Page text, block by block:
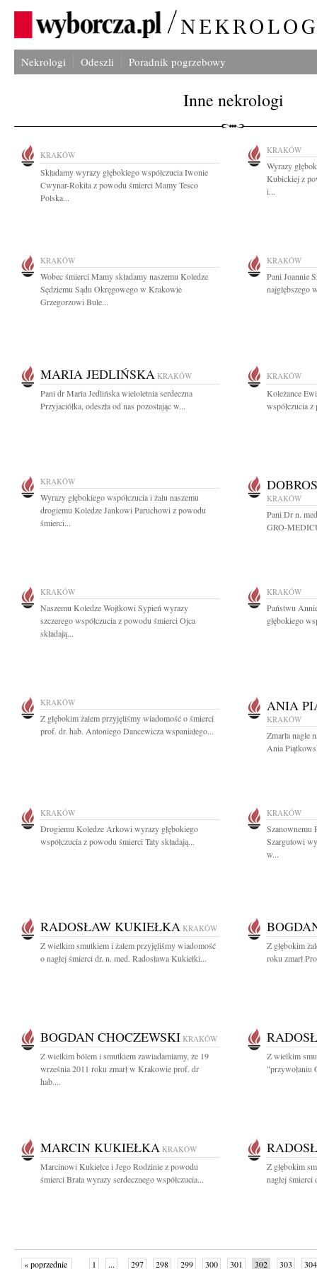
Nekrologi Odeszli Poradnik pogrzebowy
Inne nekrologi
KRAKÓW
Składamy wyrazy głębokiego współczucia Iwonie
Cwynar-Rokita z powodu śmierci Mamy Tesco
Polska...
KRAKÓW
Wyrazy
Kubickiej z
i...
KRAKÓW
Wobec śmierci Mamy składamy naszemu Koledze
Sędziemu Sądu Okręgowego w Krakowie
Grzegorzowi Bule...
KRAKÓW
Pani Joannie
najgłębszego
MARIA JEDLIŃSKA KRAKÓW
Pani dr Maria Jedlińska wieloletnia serdeczna
Przyjaciółka, odeszła od nas pozostając w...
KRAKÓW
Koleżance
współczucia
KRAKÓW
Wyrazy głębokiego współczucia i żalu naszemu
drogiemu Koledze Jankowi Paruchowi z powodu
śmierci...
KRAKÓW
Pani Dr n.
GRO-
KRAKÓW
Naszemu Koledze Wojtkowi Sypień wyrazy
szczerego współczucia z powodu śmierci Ojca
składają...
KRAKÓW
Państwu
głębokiego
KRAKÓW
Z głębokim żalem przyjęliśmy wiadomość o śmierci
prof. dr. hab. Antoniego Dancewicza wspaniałego...
ANIA
KRAKÓW
Zmarła nagle
Ania
KRAKÓW
Drogiemu Koledze Arkowi wyrazy głębokiego
współczucia z powodu śmierci Taty składają...
KRAKÓW
Szanownemu
Szargutowi
w...
RADOSŁAW KUKIEŁKA KRAKÓW
Z wielkim smutkiem i żalem przyjęliśmy wiadomość
o nagłej śmierci dr. n. med. Radosława Kukiełki...
Z głębokim
roku zmarł
BOGDAN CHOCZEWSKI KRAKÓW
Z wielkim bólem i smutkiem zawiadamiamy, że 19
września 2011 roku zmarł w Krakowie prof. dr
hab....
Z wielkim
"przywołaniu
MARCIN KUKIEŁKA KRAKÓW
Marcinowi Kukiełce i Jego Rodzinie z powodu
śmierci Brata wyrazy serdecznego współczucia...
Z głębokim
nagłej śmierci
« poprzednie 1 ... 297 298 299 300 301 302 303 304